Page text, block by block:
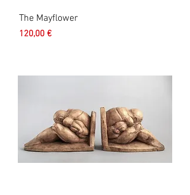
The Mayflower
Prix
120,00 €